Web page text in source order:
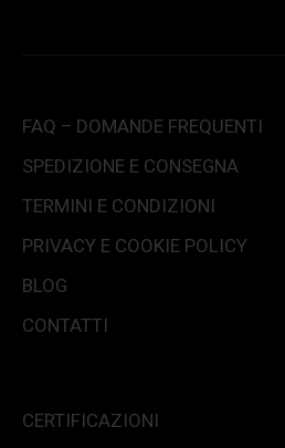
FAQ – DOMANDE FREQUENTI
SPEDIZIONE E CONSEGNA
TERMINI E CONDIZIONI
PRIVACY E COOKIE POLICY
BLOG
CONTATTI
CERTIFICAZIONI